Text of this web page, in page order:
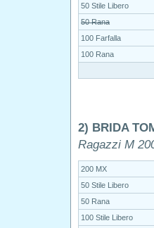
50 Stile Libero
50 Rana
100 Farfalla
100 Rana
2) BRIDA
Ragazzi M
200 MX
50 Stile Libero
50 Rana
100 Stile Libero